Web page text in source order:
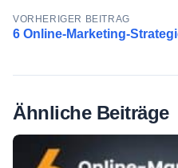
VORHERIGER BEITRAG
6 Online-Marketing-
Ähnliche Beiträge